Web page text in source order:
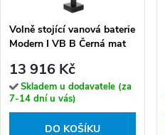
Volně stojící vanová baterie
Modern I VB B Černá mat
13 916 Kč
Skladem u dodavatele (za
7-14 dní u vás)
DO KOŠÍKU